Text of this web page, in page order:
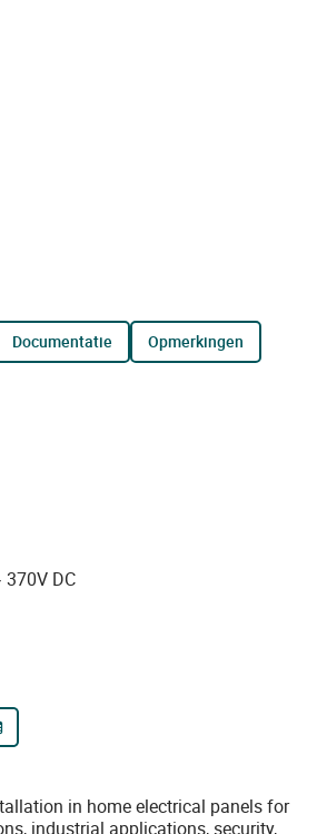
documentatie opmerkingen
DC
in home electrical panels for
industrial applications, security,